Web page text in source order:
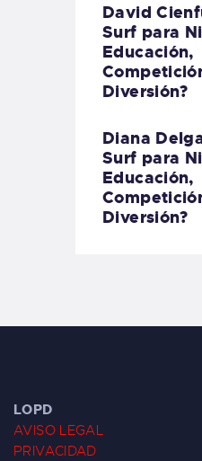
David
Surf para
Educación,
Diversión?
Diana
Surf para
Educación,
Diversión?
LOPD
AVISO LEGAL
PRIVACIDAD